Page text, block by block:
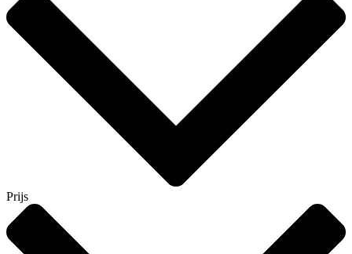
Prijs